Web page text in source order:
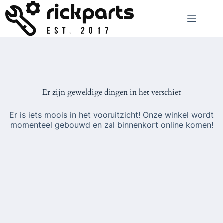
naar
de
inhoud
Er zijn geweldige dingen in het verschiet
Er is iets moois in het vooruitzicht! Onze winkel wordt
momenteel gebouwd en zal binnenkort online komen!